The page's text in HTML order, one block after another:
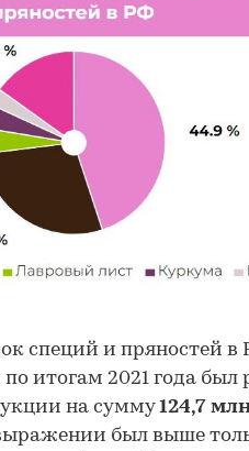
специй и пряностей в
итогам 2021 года был
на сумму124,7
был выше